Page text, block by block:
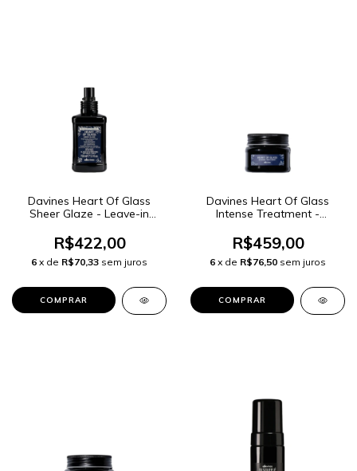
Davines Heart Of Glass
Sheer Glaze - Leave-in
R$422,00
6 x de R$70,33 sem juros
Davines Heart Of Glass
Intense Treatment -
R$459,00
6 x de R$76,50 sem juros